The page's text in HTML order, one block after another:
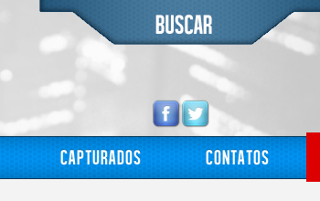
Capturados Contatos